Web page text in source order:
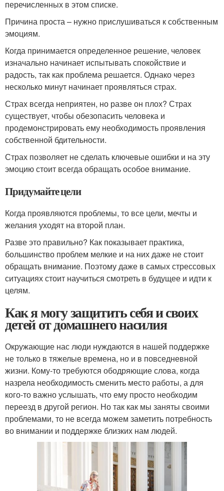
перечисленных в этом списке.
Причина проста – нужно прислушиваться к собственным
эмоциям.
Когда принимается определенное решение, человек
изначально начинает испытывать спокойствие и
радость, так как проблема решается. Однако через
несколько минут начинает проявляться страх.
Страх всегда неприятен, но разве он плох? Страх
существует, чтобы обезопасить человека и
продемонстрировать ему необходимость проявления
собственной бдительности.
Страх позволяет не сделать ключевые ошибки и на эту
эмоцию стоит всегда обращать особое внимание.
Придумайте цели
Когда проявляются проблемы, то все цели, мечты и
желания уходят на второй план.
Разве это правильно? Как показывает практика,
большинство проблем мелкие и на них даже не стоит
обращать внимание. Поэтому даже в самых стрессовых
ситуациях стоит научиться смотреть в будущее и идти к
целям.
Как я могу защитить себя и своих
детей от домашнего насилия
Окружающие нас люди нуждаются в нашей поддержке
не только в тяжелые времена, но и в повседневной
жизни. Кому-то требуются ободряющие слова, когда
назрела необходимость сменить место работы, а для
кого-то важно услышать, что ему просто необходим
переезд в другой регион. Но так как мы заняты своими
проблемами, то не всегда можем заметить потребность
во внимании и поддержке близких нам людей.